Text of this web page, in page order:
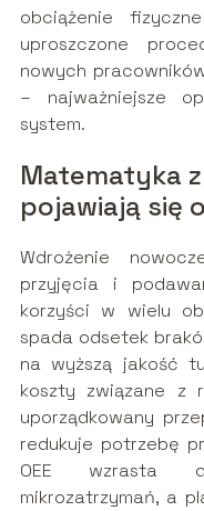
obciążenie
uproszczone
nowych
– najważniejsze
system.
Matematyka
pojawiają się
Wdrożenie
przyjęcia i
korzyści w wielu
spada odsetek
na wyższą jakość
koszty związane z
uporządkowany
redukuje potrzebę
OEE wzrasta
mikrozatrzymań, a